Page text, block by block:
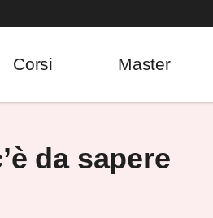
Corsi Master
da sapere